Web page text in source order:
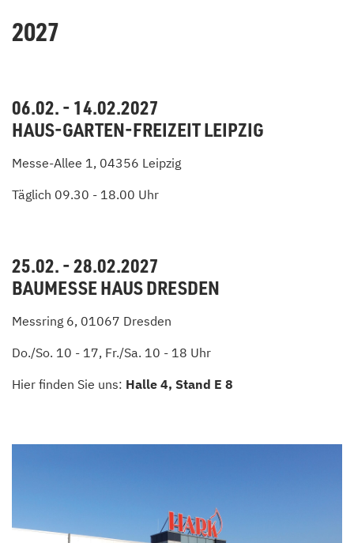
2027
06.02. - 14.02.2027
HAUS-GARTEN-FREIZEIT LEIPZIG
Messe-Allee 1, 04356 Leipzig
Täglich 09.30 - 18.00 Uhr
25.02. - 28.02.2027
BAUMESSE HAUS DRESDEN
Messring 6, 01067 Dresden
Do./So. 10 - 17, Fr./Sa. 10 - 18 Uhr
Hier finden Sie uns: Halle 4, Stand E 8